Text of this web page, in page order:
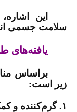
این
سلامت جسمی
براساس
زیر است:
۱. گرم‌کننده و کمک‌کننده به هضم غذا؛